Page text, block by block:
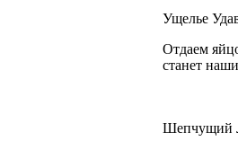
Ущелье
Отдаем
станет
Шепчущий